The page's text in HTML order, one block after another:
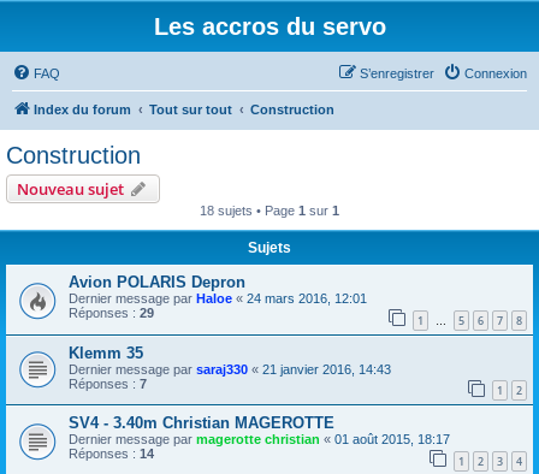
Les accros du servo
FAQ Connexion
S’enregistrer
Index du forum Tout sur tout Construction
Construction
Nouveau sujet
18 sujets • Page 1 sur 1
Sujets
Avion POLARIS Depron
Dernier message par Haloe « 24 mars 2016, 12:01
Réponses : 29 1 … 5 6 7 8
Klemm 35
Dernier message par saraj330 « 21 janvier 2016, 14:43
Réponses : 7 1 2
SV4 - 3.40m Christian MAGEROTTE
Dernier message par magerotte christian « 01 août 2015, 18:17
Réponses : 14 1 2 3 4